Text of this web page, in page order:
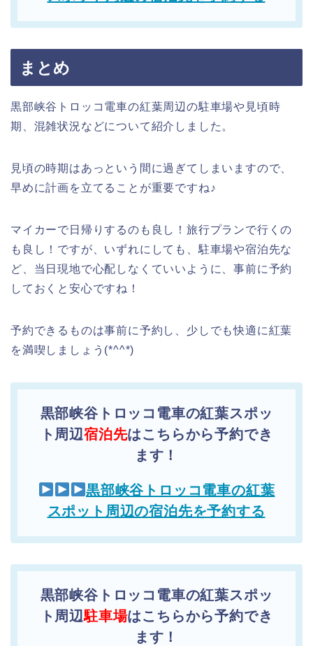
まとめ
黒部峡谷トロッコ電車の紅葉周辺の駐車場や見頃時
期、混雑状況などについて紹介しました。
見頃の時期はあっという間に過ぎてしまいますので、
早めに計画を立てることが重要ですね♪
マイカーで日帰りするのも良し！旅行プランで行くの
も良し！ですが、いずれにしても、駐車場や宿泊先な
ど、当日現地で心配しなくていいように、事前に予約
しておくと安心ですね！
予約できるものは事前に予約し、少しでも快適に紅葉
を満喫しましょう(*^^*)
黒部峡谷トロッコ電車の紅葉スポッ
ト周辺宿泊先はこちらから予約でき
ます！
黒部峡谷トロッコ電車の紅葉
スポット周辺の宿泊先を予約する
黒部峡谷トロッコ電車の紅葉スポッ
ト周辺駐車場はこちらから予約でき
ます！